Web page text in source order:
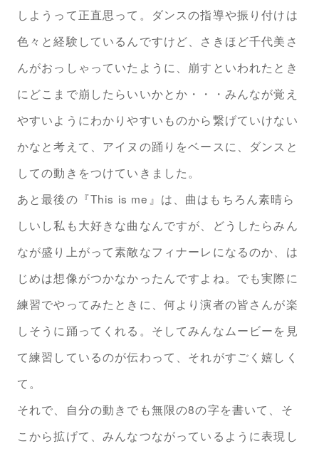
しようって正直思って。ダンスの指導や振り付けは
色々と経験しているんですけど、さきほど千代美さ
んがおっしゃっていたように、崩すといわれたとき
にどこまで崩したらいいかとか・・・みんなが覚え
やすいようにわかりやすいものから繋げていけない
かなと考えて、アイヌの踊りをベースに、ダンスと
しての動きをつけていきました。
あと最後の『This is me』は、曲はもちろん素晴ら
しいし私も大好きな曲なんですが、どうしたらみん
なが盛り上がって素敵なフィナーレになるのか、は
じめは想像がつかなかったんですよね。でも実際に
練習でやってみたときに、何より演者の皆さんが楽
しそうに踊ってくれる。そしてみんなムービーを見
て練習しているのが伝わって、それがすごく嬉しく
て。
それで、自分の動きでも無限の8の字を書いて、そ
こから拡げて、みんなつながっているように表現し